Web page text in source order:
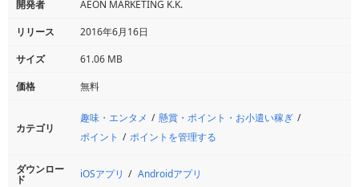
開発者
AEON MARKETING K.K.
リリース
2016年6月16日
サイズ
61.06 MB
価格
無料
カテゴリ
趣味・エンタメ
懸賞・ポイント・お小遣い稼ぎ
ポイント
ポイントを管理する
ダウンロー
ド iOSアプリ Androidアプリ